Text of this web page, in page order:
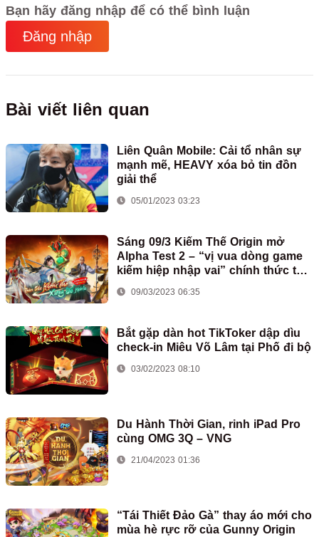
Bạn hãy đăng nhập để có thể bình luận
Đăng nhập
Bài viết liên quan
Liên Quân Mobile: Cải tổ nhân sự
mạnh mẽ, HEAVY xóa bỏ tin đồn
giải thể
05/01/2023 03:23
Sáng 09/3 Kiếm Thế Origin mở
Alpha Test 2 – “vị vua dòng game
kiếm hiệp nhập vai” chính thức tái
xuất trên mobile
09/03/2023 06:35
Bắt gặp dàn hot TikToker dập dìu
check-in Miêu Võ Lâm tại Phố đi bộ
03/02/2023 08:10
Du Hành Thời Gian, rinh iPad Pro
cùng OMG 3Q – VNG
21/04/2023 01:36
“Tái Thiết Đảo Gà” thay áo mới cho
mùa hè rực rỡ của Gunny Origin